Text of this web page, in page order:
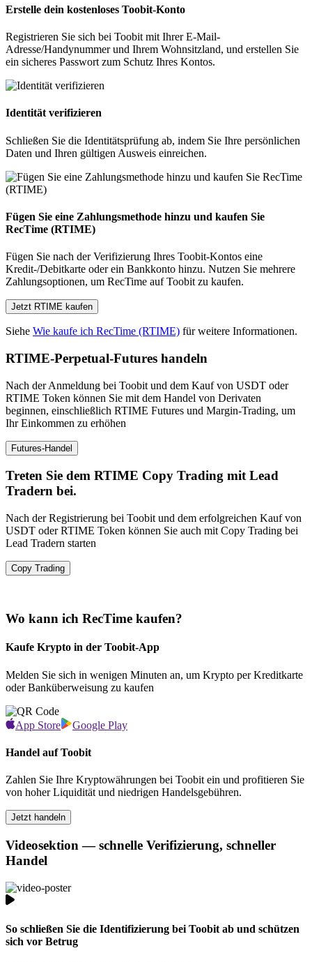
Erstelle dein kostenloses Toobit-Konto
Registrieren Sie sich bei Toobit mit Ihrer E-Mail-
Adresse/Handynummer und Ihrem Wohnsitzland, und erstellen Sie
ein sicheres Passwort zum Schutz Ihres Kontos.
Identität verifizieren
Schließen Sie die Identitätsprüfung ab, indem Sie Ihre persönlichen
Daten und Ihren gültigen Ausweis einreichen.
Fügen Sie eine Zahlungsmethode hinzu und kaufen Sie
RecTime (RTIME)
Fügen Sie nach der Verifizierung Ihres Toobit-Kontos eine
Kredit-/Debitkarte oder ein Bankkonto hinzu. Nutzen Sie mehrere
Zahlungsoptionen, um RecTime auf Toobit zu kaufen.
Jetzt RTIME kaufen
Siehe Wie kaufe ich RecTime (RTIME) für weitere Informationen.
RTIME-Perpetual-Futures handeln
Nach der Anmeldung bei Toobit und dem Kauf von USDT oder
RTIME Token können Sie mit dem Handel von Derivaten
beginnen, einschließlich RTIME Futures und Margin-Trading, um
Ihr Einkommen zu erhöhen
Futures-Handel
Treten Sie dem RTIME Copy Trading mit Lead
Tradern bei.
Nach der Registrierung bei Toobit und dem erfolgreichen Kauf von
USDT oder RTIME Token können Sie auch mit Copy Trading bei
Lead Tradern starten
Copy Trading
Wo kann ich RecTime kaufen?
Kaufe Krypto in der Toobit-App
Melden Sie sich in wenigen Minuten an, um Krypto per Kreditkarte
oder Banküberweisung zu kaufen
App Store Google Play
Handel auf Toobit
Zahlen Sie Ihre Kryptowährungen bei Toobit ein und profitieren Sie
von hoher Liquidität und niedrigen Handelsgebühren.
Jetzt handeln
Videosektion — schnelle Verifizierung, schneller
Handel
So schließen Sie die Identifizierung bei Toobit ab und schützen
sich vor Betrug